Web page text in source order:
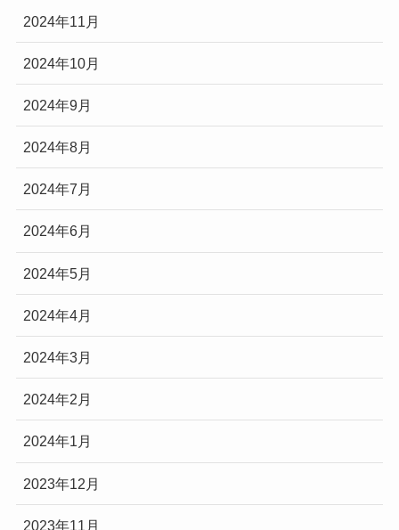
2024年11月
2024年10月
2024年9月
2024年8月
2024年7月
2024年6月
2024年5月
2024年4月
2024年3月
2024年2月
2024年1月
2023年12月
2023年11月